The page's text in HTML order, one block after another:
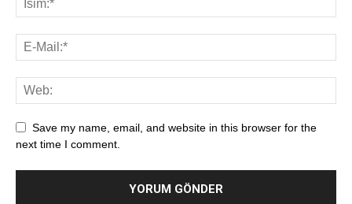
Save my name, email, and website in this browser for the
next time I comment.